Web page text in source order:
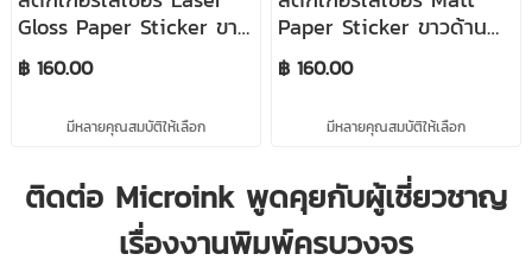
Gloss Paper Sticker ขาว
เงา ขนาด A3 บรรจุ
20แผ่น/แพ็ก และ
กระดาษ) สำหรับ
Xerox
฿ 160.00
มีหลายคุณสมบัติให้เลือก
Paper Sticker ขาวด้าน
ขนาด A3 บรรจุ 20แผ่น/
แพ็ก และ 100แผ่น/แพ็ก
เครื่องพิมพ์เลเซอร์ Fuji
฿ 160.00
มีหลายคุณสมบัติให้เลือก
ติดต่อ Microink พูดคุยกับผู้เชี่ยวชาญ
เรื่องงานพิมพ์ครบวงจร